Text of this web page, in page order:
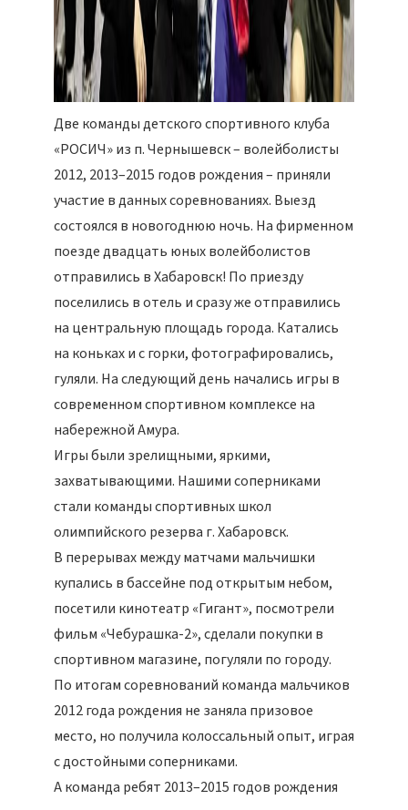
Две команды детского спортивного клуба
«РОСИЧ» из п. Чернышевск – волейболисты
2012, 2013–2015 годов рождения – приняли
участие в данных соревнованиях. Выезд
состоялся в новогоднюю ночь. На фирменном
поезде двадцать юных волейболистов
отправились в Хабаровск! По приезду
поселились в отель и сразу же отправились
на центральную площадь города. Катались
на коньках и с горки, фотографировались,
гуляли. На следующий день начались игры в
современном спортивном комплексе на
набережной Амура.
Игры были зрелищными, яркими,
захватывающими. Нашими соперниками
стали команды спортивных школ
олимпийского резерва г. Хабаровск.
В перерывах между матчами мальчишки
купались в бассейне под открытым небом,
посетили кинотеатр «Гигант», посмотрели
фильм «Чебурашка-2», сделали покупки в
спортивном магазине, погуляли по городу.
По итогам соревнований команда мальчиков
2012 года рождения не заняла призовое
место, но получила колоссальный опыт, играя
с достойными соперниками.
А команда ребят 2013–2015 годов рождения